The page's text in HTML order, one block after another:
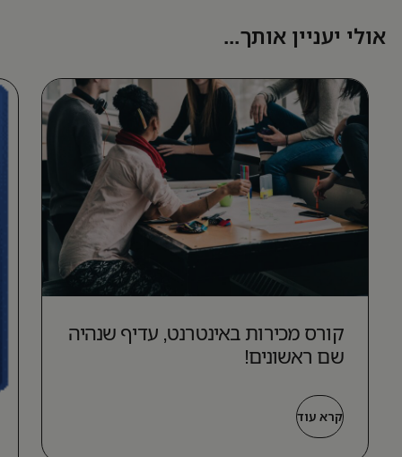
אולי יעניין אותך...
קורס מכירות באינטרנט, עדיף שנהיה
שם ראשונים!
קרא עוד